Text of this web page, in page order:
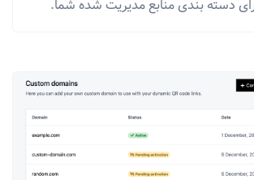
دسته بندی منابع مدیریت شده شما.